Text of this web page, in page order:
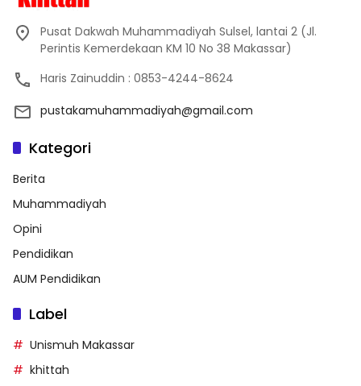
Pusat Dakwah Muhammadiyah Sulsel, lantai 2 (Jl.
Perintis Kemerdekaan KM 10 No 38 Makassar)
Haris Zainuddin : 0853-4244-8624
pustakamuhammadiyah@gmail.com
Kategori
Berita
Muhammadiyah
Opini
Pendidikan
AUM Pendidikan
Label
Unismuh Makassar
khittah